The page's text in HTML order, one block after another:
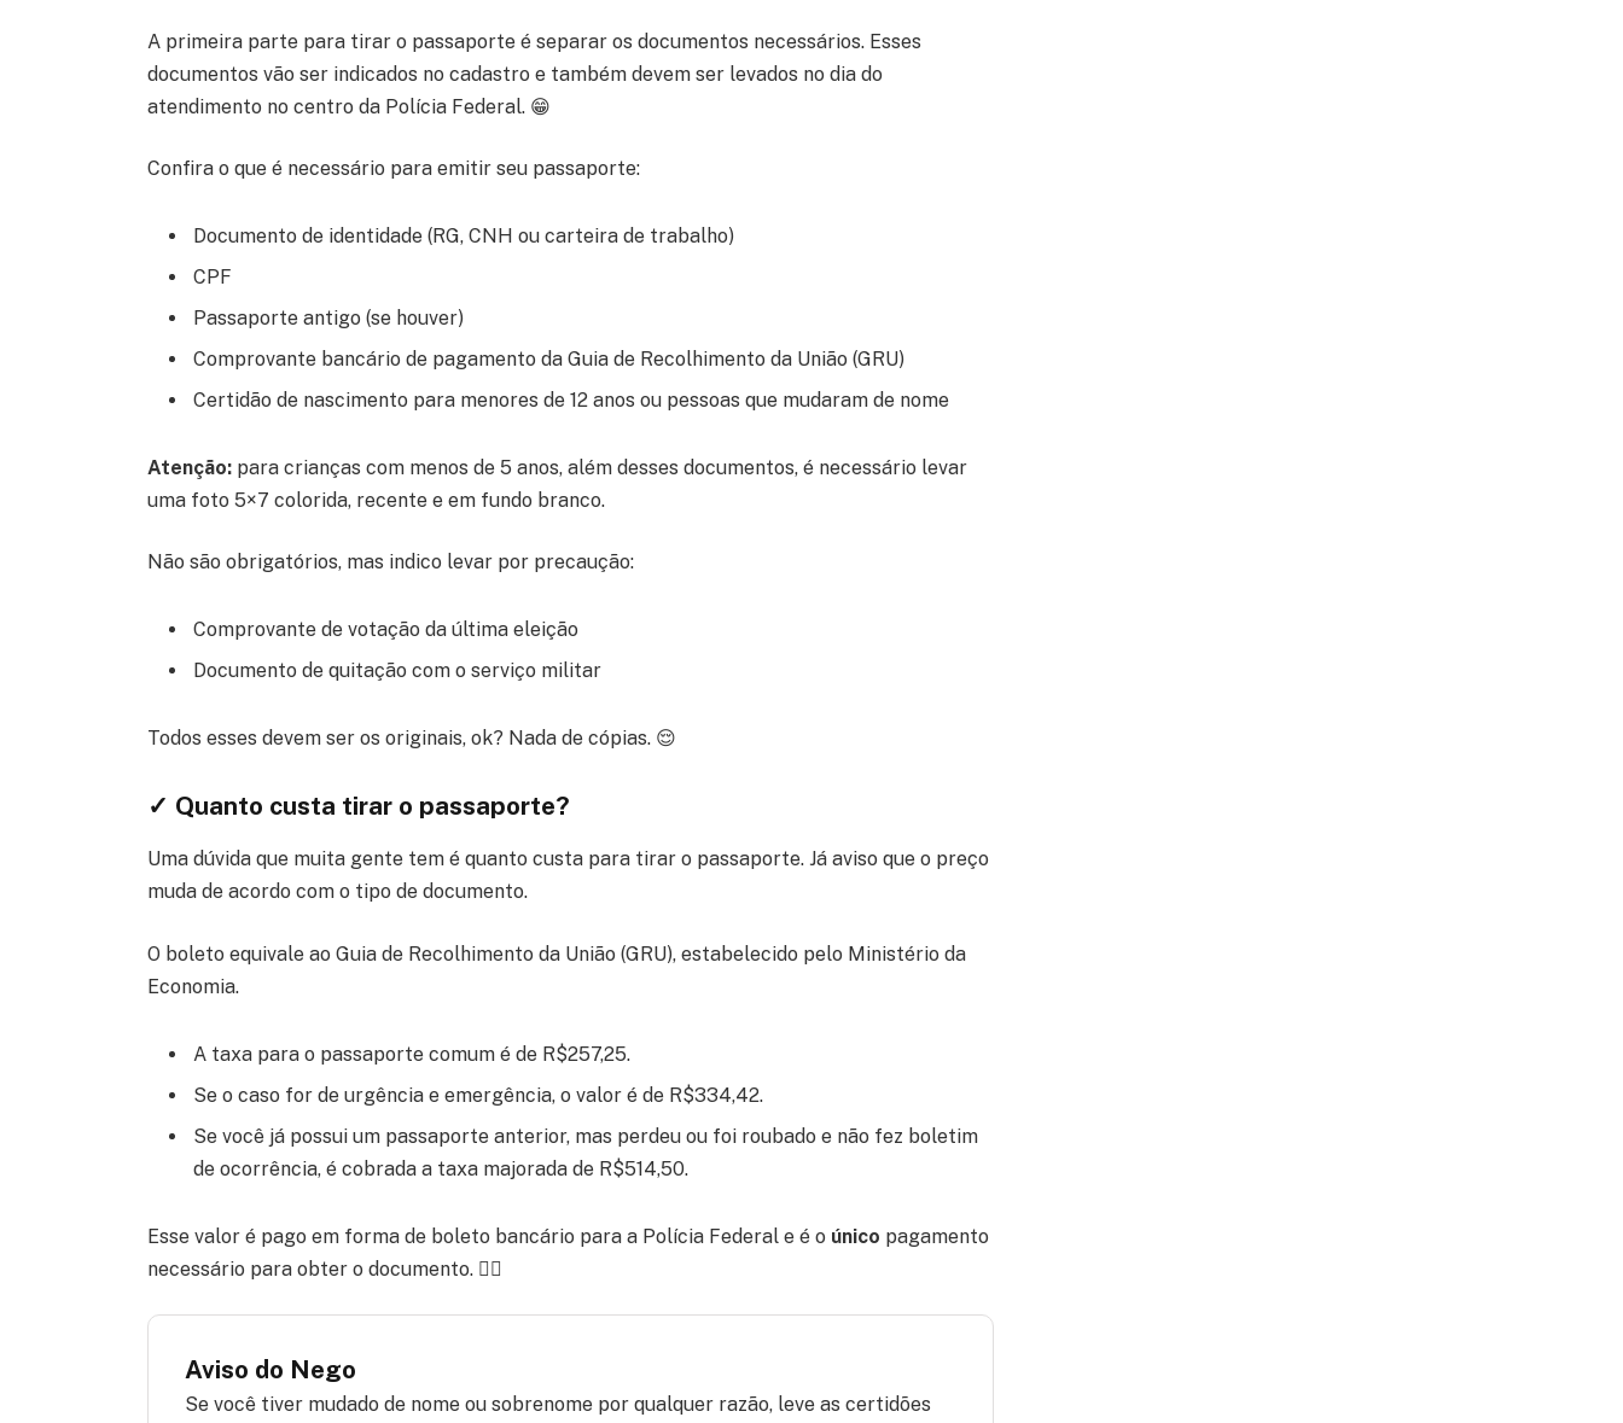
A primeira parte para tirar o passaporte é separar os documentos necessários. Esses
documentos vão ser indicados no cadastro e também devem ser levados no dia do
atendimento no centro da Polícia Federal. 😁
Confira o que é necessário para emitir seu passaporte:
Documento de identidade (RG, CNH ou carteira de trabalho)
CPF
Passaporte antigo (se houver)
Comprovante bancário de pagamento da Guia de Recolhimento da União (GRU)
Certidão de nascimento para menores de 12 anos ou pessoas que mudaram de nome
Atenção:para crianças com menos de 5 anos, além desses documentos, é necessário levar
uma foto 5×7 colorida, recente e em fundo branco.
Não são obrigatórios, mas indico levar por precaução:
Comprovante de votação da última eleição
Documento de quitação com o serviço militar
Todos esses devem ser os originais, ok? Nada de cópias. 😌
✓ Quanto custa tirar o passaporte?
Uma dúvida que muita gente tem é quanto custa para tirar o passaporte. Já aviso que o preço
muda de acordo com o tipo de documento.
O boleto equivale ao Guia de Recolhimento da União (GRU), estabelecido pelo Ministério da
Economia.
A taxa para o passaporte comum é de R$257,25.
Se o caso for de urgência e emergência, o valor é de R$334,42.
Se você já possui um passaporte anterior, mas perdeu ou foi roubado e não fez boletim
de ocorrência, é cobrada a taxa majorada de R$514,50.
Esse valor é pago em forma de boleto bancário para a Polícia Federal e é o único pagamento
necessário para obter o documento. 👍🏾
Aviso do Nego
Se você tiver mudado de nome ou sobrenome por qualquer razão, leve as certidões